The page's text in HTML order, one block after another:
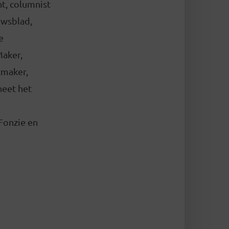
columnist
het
en